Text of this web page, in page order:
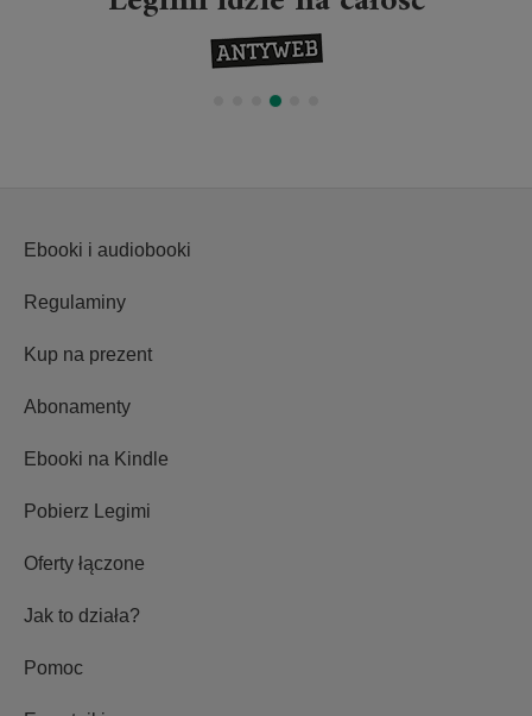
Ebooki i audiobooki
Regulaminy
Kup na prezent
Abonamenty
Ebooki na Kindle
Pobierz Legimi
Oferty łączone
Jak to działa?
Pomoc